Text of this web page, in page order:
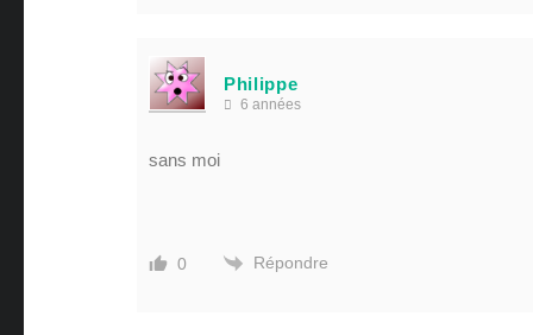
Philippe
6 années
sans moi
0 Répondre